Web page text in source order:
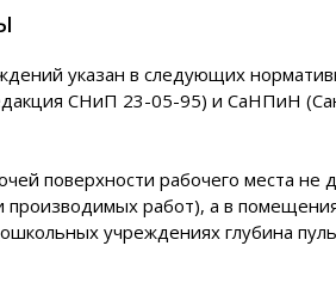
указан в следующих
СНиП 23-05-95) и СаНПиН
поверхности рабочего места
производимых работ), а в
учреждениях глубина